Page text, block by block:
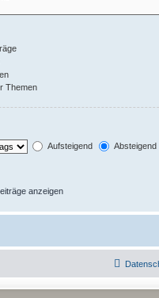
Themen
Aufsteigend Absteigend
anzeigen